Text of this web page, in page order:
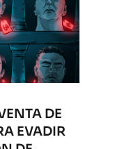
DE
EVADIR